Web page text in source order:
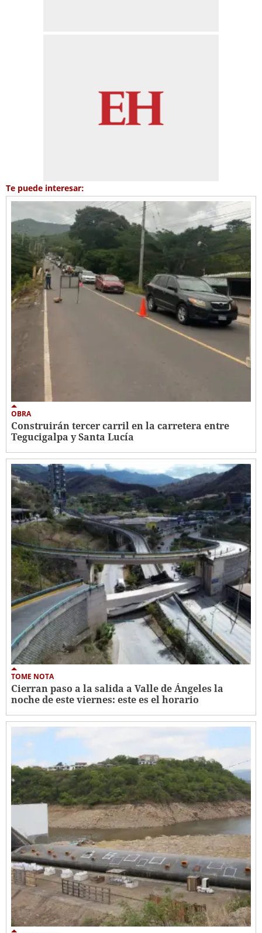
Te puede interesar:
OBRA
Construirán tercer carril en la carretera entre
Tegucigalpa y Santa Lucía
TOME NOTA
Cierran paso a la salida a Valle de Ángeles la
noche de este viernes: este es el horario